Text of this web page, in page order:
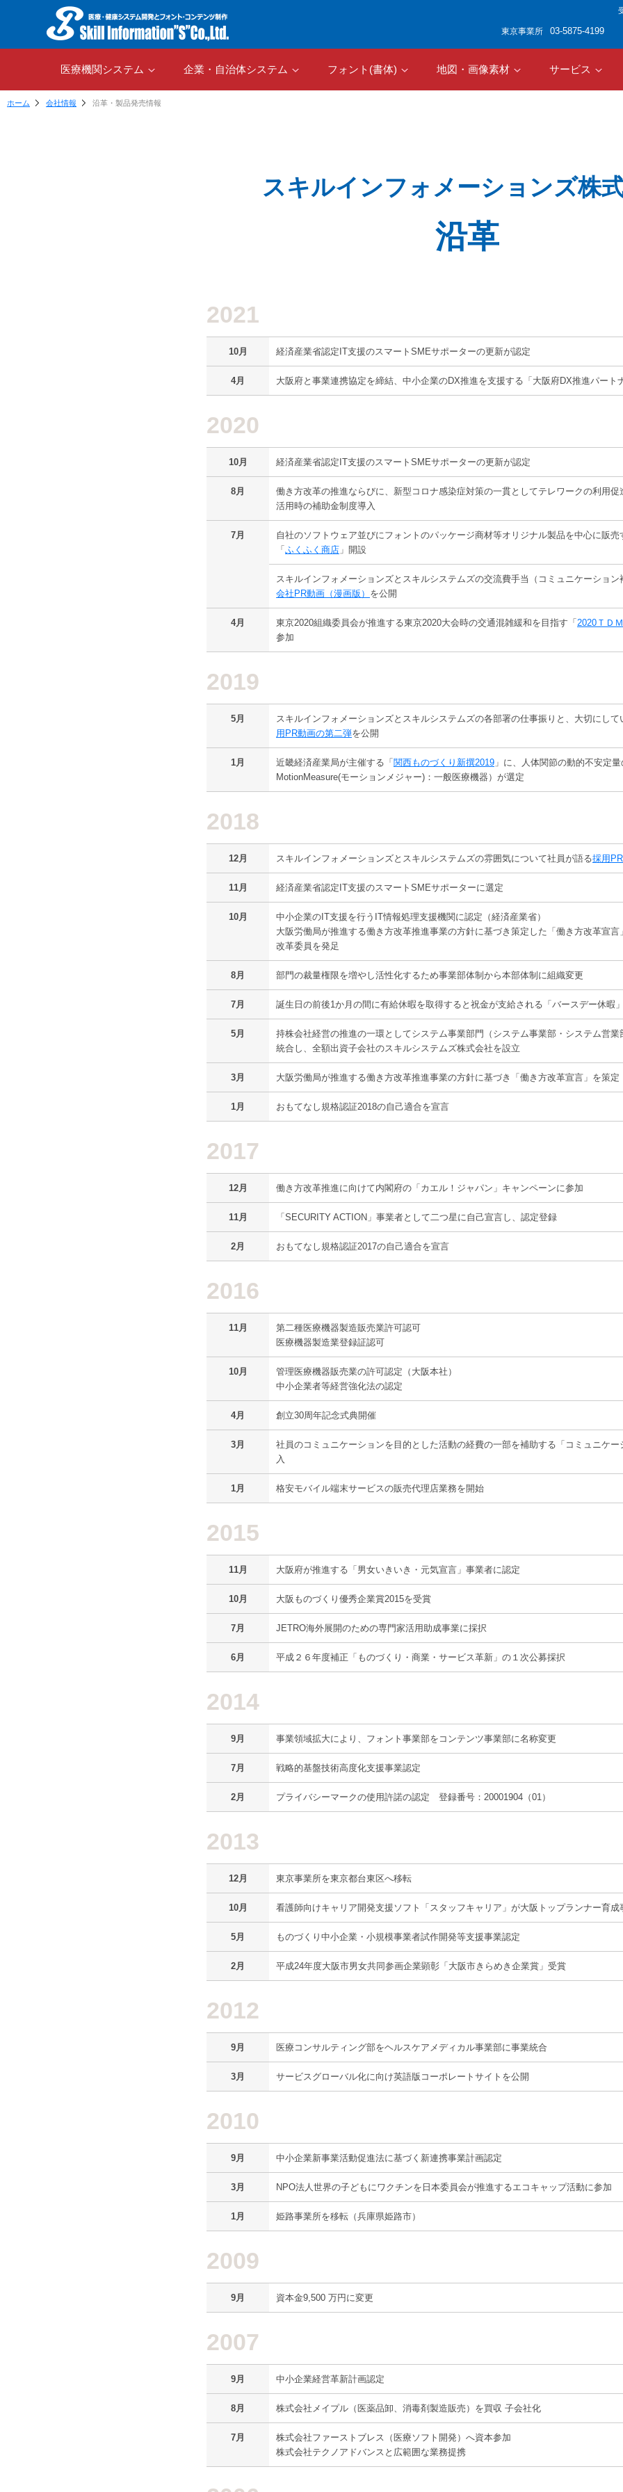
東京事業所 03-5875-4199
医療機関システム 企業・自治体システム フォント(書体) 地図・画像素材 サービス
ホーム 会社情報 沿革・製品発売情報
スキルインフォメーションズ株
沿革
2021
10月 経済産業省認定IT支援のスマートSMEサポーターの更新が認定
4月 大阪府と事業連携協定を締結、中小企業のDX推進を支援する「大阪府DX推進パート
2020
10月 経済産業省認定IT支援のスマートSMEサポーターの更新が認定
8月
働き方改革の推進ならびに、新型コロナ感染症対策の一貫としてテレワークの利用促
活用時の補助金制度導入
7月
自社のソフトウェア並びにフォントのパッケージ商材等オリジナル製品を中心に販売
「 ふくふく商店 」開設
スキルインフォメーションズとスキルシステムズの交流費手当（コミュニケーショ
会社PR動画（漫画版） を公開
4月 東京2020組織委員会が推進する東京2020大会時の交通混雑緩和を目指す「 2020ＴＤ
参加
2019
5月 スキルインフォメーションズとスキルシステムズの各部署の仕事振りと、大切にして
用PR動画の第二弾を公開
1月 近畿経済産業局が主催する「 関西ものづくり新撰2019 」に、人体関節の動的不安定
MotionMeasure(モーションメジャー)：一般医療機器）が選定
2018
12月 スキルインフォメーションズとスキルシステムズの雰囲気について社員が語る採用
11月 経済産業省認定IT支援のスマートSMEサポーターに選定
10月
中小企業のIT支援を行うIT情報処理支援機関に認定（経済産業省）
大阪労働局が推進する働き方改革推進事業の方針に基づき策定した「働き方改革宣
改革委員を発足
8月 部門の裁量権限を増やし活性化するため事業部体制から本部体制に組織変更
7月 誕生日の前後1か月の間に有給休暇を取得すると祝金が支給される「バースデー休暇
5月
持株会社経営の推進の一環としてシステム事業部門（システム事業部・システム営
統合し、全額出資子会社のスキルシステムズ株式会社を設立
3月 大阪労働局が推進する働き方改革推進事業の方針に基づき「働き方改革宣言」を策定
1月 おもてなし規格認証2018の自己適合を宣言
2017
12月 働き方改革推進に向けて内閣府の「 カエル！ジャパン 」キャンペーンに参加
11月 「SECURITY ACTION」事業者として二つ星に自己宣言し、認定登録
2月 おもてなし規格認証2017の自己適合を宣言
2016
11月
第二種医療機器製造販売業許可認可
医療機器製造業登録証認可
10月
管理医療機器販売業の許可認定（大阪本社）
中小企業者等経営強化法の認定
4月 創立30周年記念式典開催
3月
社員のコミュニケーションを目的とした活動の経費の一部を補助する「コミュニケ
入
1月 格安モバイル端末サービスの販売代理店業務を開始
2015
11月 大阪府が推進する「男女いきいき・元気宣言」事業者に認定
10月 大阪ものづくり優秀企業賞2015を受賞
7月 JETRO海外展開のための専門家活用助成事業に採択
6月 平成２６年度補正「ものづくり・商業・サービス革新」の１次公募採択
2014
9月 事業領域拡大により、フォント事業部をコンテンツ事業部に名称変更
7月 戦略的基盤技術高度化支援事業認定
2月 プライバシーマークの使用許諾の認定 登録番号：20001904（01）
2013
12月 東京事業所を東京都台東区へ移転
10月 看護師向けキャリア開発支援ソフト「スタッフキャリア」が大阪トップランナー育成
5月 ものづくり中小企業・小規模事業者試作開発等支援事業認定
2月 平成24年度大阪市男女共同参画企業顕彰「大阪市きらめき企業賞」受賞
2012
9月 医療コンサルティング部をヘルスケアメディカル事業部に事業統合
3月 サービスグローバル化に向け英語版コーポレートサイトを公開
2010
9月 中小企業新事業活動促進法に基づく新連携事業計画認定
3月 NPO法人世界の子どもにワクチンを日本委員会が推進するエコキャップ活動に参加
1月 姫路事業所を移転（兵庫県姫路市）
2009
9月 資本金9,500 万円に変更
2007
9月 中小企業経営革新計画認定
8月 株式会社メイプル（医薬品卸、消毒剤製造販売）を買収 子会社化
7月
株式会社ファーストブレス（医療ソフト開発）へ資本参加
株式会社テクノアドバンスと広範囲な業務提携